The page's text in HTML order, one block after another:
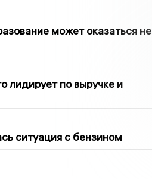
может оказаться не
лидирует по выручке и
ситуация с бензином